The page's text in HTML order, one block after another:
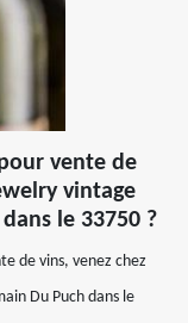
vente de
vintage
le 33750 ?
de vins, venez chez
Du Puch dans le